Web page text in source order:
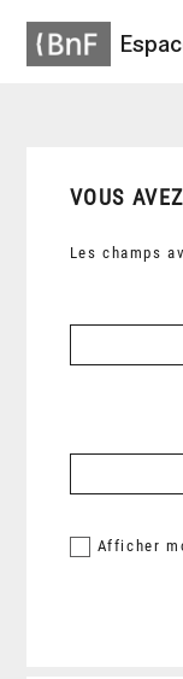
VOUS
Les champs
Afficher